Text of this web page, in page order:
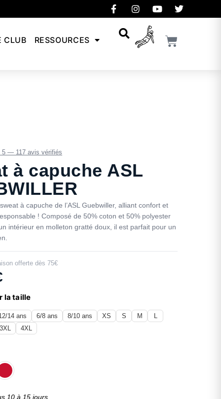
CLUB RESSOURCES
5 — 117 avis vérifiés
à capuche ASL
à capuche de l’ASL Guebwiller, alliant confort et
! Composé de 50% coton et 50% polyester
intérieur en molleton gratté doux, il est parfait pour un
offerte dès 75€
la taille
14 ans 6/8 ans 8/10 ans XS S M
L
3XL
4XL
10 à 15 jours